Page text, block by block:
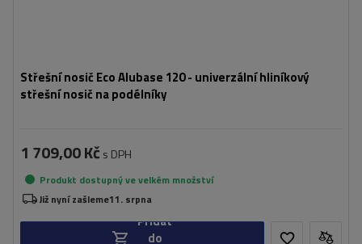
Střešní nosič Eco Alubase 120 - univerzální hliníkový
střešní nosič na podélníky
1 709,00 Kč s DPH
Produkt dostupný ve velkém množství
Již nyní zašleme11. srpna
Přidat
do